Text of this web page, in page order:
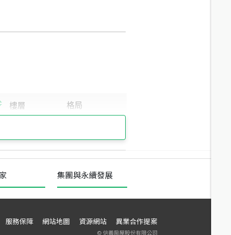
集團與永續發展
服務保障 網站地圖 資源網站 異業合作提案
©信義房屋股份有限公司